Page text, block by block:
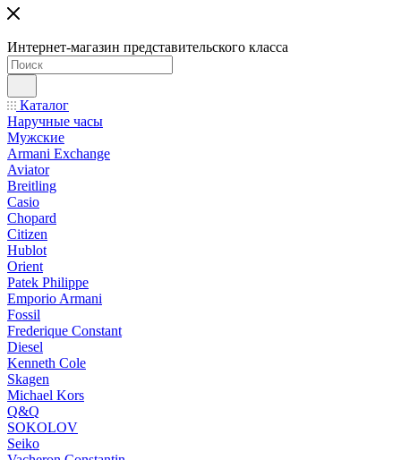
Интернет-магазин представительского класса
Каталог
Наручные часы
Мужские
Armani Exchange
Aviator
Breitling
Casio
Chopard
Citizen
Hublot
Orient
Patek Philippe
Emporio Armani
Fossil
Frederique Constant
Diesel
Kenneth Cole
Skagen
Michael Kors
Q&Q
SOKOLOV
Seiko